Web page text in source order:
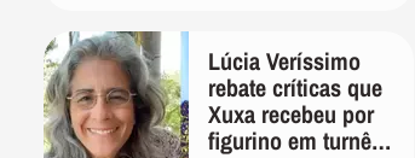
Lúcia Veríssimo
rebate críticas que
Xuxa recebeu por
figurino em turnê: